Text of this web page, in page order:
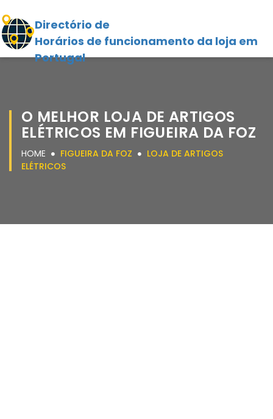
Directório de
Horários de funcionamento da loja em
Portugal
O MELHOR LOJA DE ARTIGOS
ELÉTRICOS EM FIGUEIRA DA FOZ
HOME FIGUEIRA DA FOZ
LOJA DE ARTIGOS
ELÉTRICOS